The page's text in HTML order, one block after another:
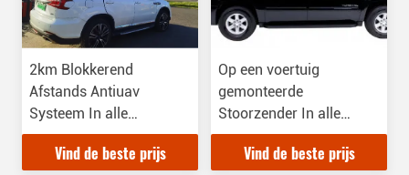
2km Blokkerend
Afstands Antiuav
Systeem In alle
richtingen
Vind de beste prijs
Op een voertuig
gemonteerde
Stoorzender In alle
richtingen met Bevel
binnenVind de beste prijs